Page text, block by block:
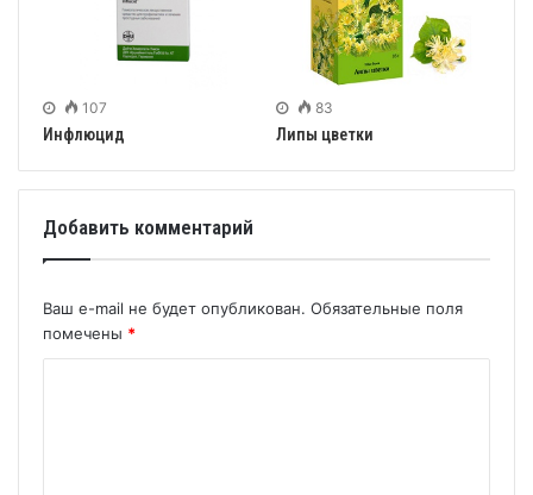
107
Инфлюцид
83
Липы цветки
Добавить комментарий
Ваш e-mail не будет опубликован. Обязательные поля
помечены *